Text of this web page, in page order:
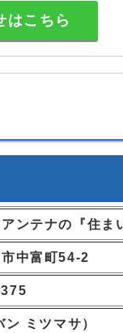
はこちら
ンテナの『住ま
中富町54-2
ミツマサ）